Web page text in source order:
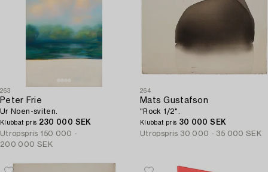
263
Peter Frie
Ur Noen-sviten.
Klubbat pris 230 000 SEK
Utropspris 150 000 -
200 000 SEK
264
Mats Gustafson
"Rock 1/2".
Klubbat pris 30 000 SEK
Utropspris 30 000 - 35 000 SEK